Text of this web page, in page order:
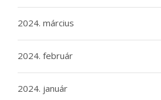
2024. március
2024. február
2024. január